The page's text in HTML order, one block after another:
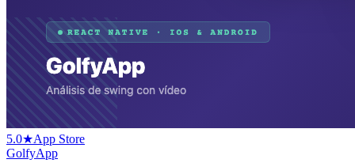
5.0★App Store
GolfyApp